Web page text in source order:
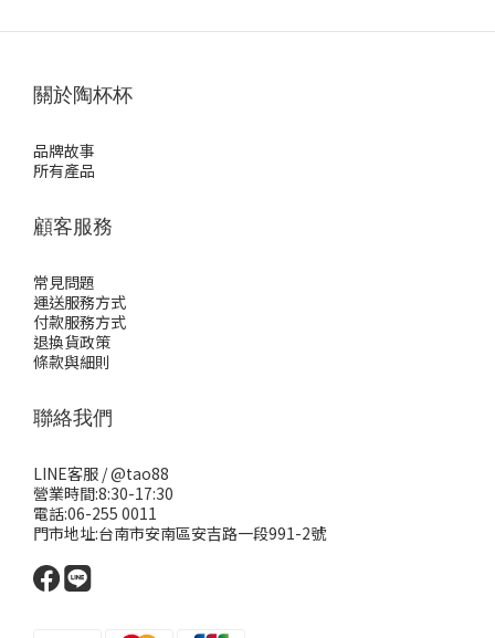
關於陶杯杯
品牌故事
所有產品
顧客服務
常見問題
運送服務方式
付款服務方式
退換貨政策
條款與細則
聯絡我們
LINE客服 /@tao88
營業時間:8:30-17:30
電話:06-255 0011
門市地址:台南市安南區安吉路一段991-2號